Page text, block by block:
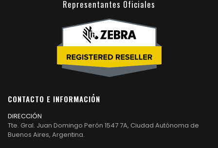
Representantes Oficiales
CONTACTO E INFORMACIÓN
DIRECCIÓN
Tte. Gral. Juan Domingo Perón 1547 7A, Ciudad Autónoma de
Buenos Aires, Argentina.